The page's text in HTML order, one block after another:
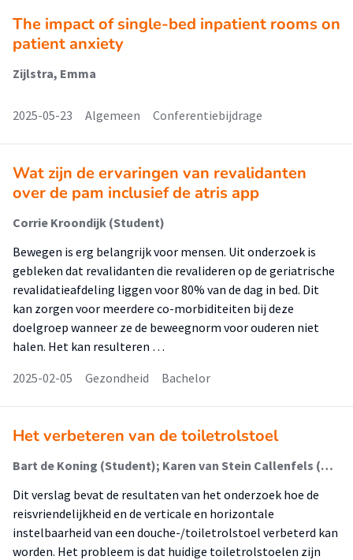
The impact of single-bed inpatient rooms on
patient anxiety
Zijlstra, Emma
2025-05-23 Algemeen Conferentiebijdrage
Wat zijn de ervaringen van revalidanten
over de pam inclusief de atris app
Corrie Kroondijk (Student)
Bewegen is erg belangrijk voor mensen. Uit onderzoek is
gebleken dat revalidanten die revalideren op de geriatrische
revalidatieafdeling liggen voor 80% van de dag in bed. Dit
kan zorgen voor meerdere co-morbiditeiten bij deze
doelgroep wanneer ze de beweegnorm voor ouderen niet
halen. Het kan resulteren …
2025-02-05
Gezondheid Bachelor
Het verbeteren van de toiletrolstoel
Bart de Koning (Student); Karen van Stein Callenfels (Begeleider)
Dit verslag bevat de resultaten van het onderzoek hoe de
reisvriendelijkheid en de verticale en horizontale
instelbaarheid van een douche-/toiletrolstoel verbeterd kan
worden. Het probleem is dat huidige toiletrolstoelen zijn